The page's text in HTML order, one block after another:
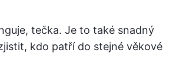
tečka. Je to také snadný
kdo patří do stejné věkové